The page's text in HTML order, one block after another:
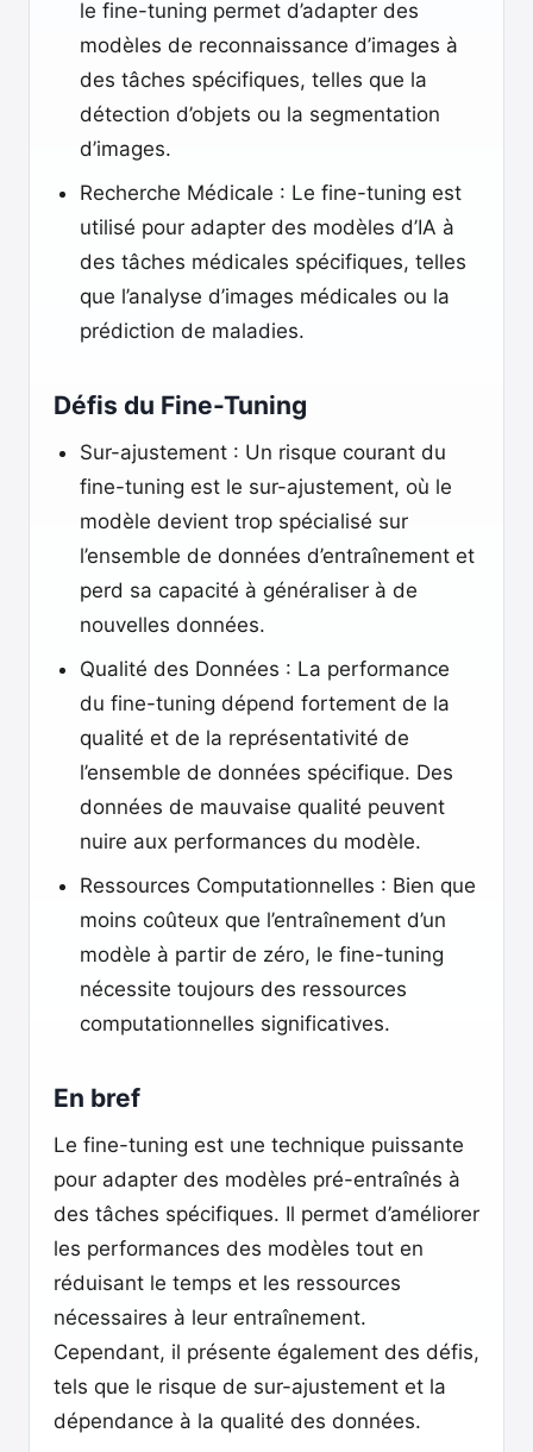
le fine-tuning permet d’adapter des
modèles de reconnaissance d’images à
des tâches spécifiques, telles que la
détection d’objets ou la segmentation
d’images.
Recherche Médicale : Le fine-tuning est
utilisé pour adapter des modèles d’IA à
des tâches médicales spécifiques, telles
que l’analyse d’images médicales ou la
prédiction de maladies.
Défis du Fine-Tuning
Sur-ajustement : Un risque courant du
fine-tuning est le sur-ajustement, où le
modèle devient trop spécialisé sur
l’ensemble de données d’entraînement et
perd sa capacité à généraliser à de
nouvelles données.
Qualité des Données : La performance
du fine-tuning dépend fortement de la
qualité et de la représentativité de
l’ensemble de données spécifique. Des
données de mauvaise qualité peuvent
nuire aux performances du modèle.
Ressources Computationnelles : Bien que
moins coûteux que l’entraînement d’un
modèle à partir de zéro, le fine-tuning
nécessite toujours des ressources
computationnelles significatives.
En bref
Le fine-tuning est une technique puissante
pour adapter des modèles pré-entraînés à
des tâches spécifiques. Il permet d’améliorer
les performances des modèles tout en
réduisant le temps et les ressources
nécessaires à leur entraînement.
Cependant, il présente également des défis,
tels que le risque de sur-ajustement et la
dépendance à la qualité des données.